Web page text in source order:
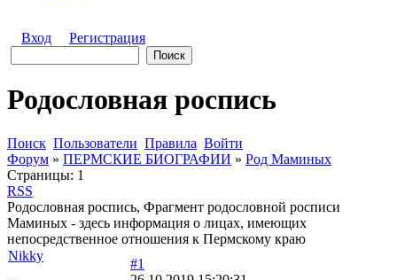
Вход Регистрация
Родословная роспись
Поиск Пользователи Правила Войти
Форум » ПЕРМСКИЕ БИОГРАФИИ » Род Маминых
Страницы: 1
RSS
Родословная роспись, Фрагмент родословной росписи
Маминых - здесь информация о лицах, имеющих
непосредственное отношения к Пермскому краю
Nikky
#1